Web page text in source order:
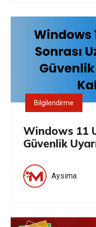
Bilgilendirme
Windows 11
Güvenlik
Aysima